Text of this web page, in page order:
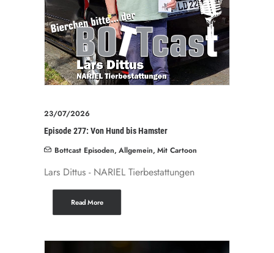
23/07/2026
Episode 277: Von Hund bis Hamster
Bottcast Episoden, Allgemein, Mit Cartoon
Lars Dittus - NARIEL Tierbestattungen
Read More